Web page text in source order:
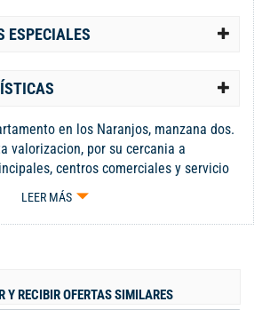
ESPECIALES
en los Naranjos, manzana dos.
valorizacion, por su cercania a
centros comerciales y servicio
piso, se entrega con toda la obra
de sala comedor, espacio flexible,
salon social, piscina para adultos y de
cancha de futbol y amplia zona
LEER MÁS
Y RECIBIR OFERTAS SIMILARES